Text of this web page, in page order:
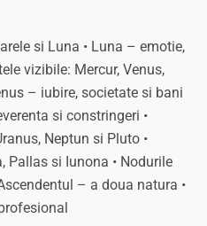
si Luna • Luna – emotie,
vizibile: Mercur, Venus,
– iubire, societate si bani
si constringeri •
Neptun si Pluto •
Pallas si Iunona • Nodurile
– a doua natura •